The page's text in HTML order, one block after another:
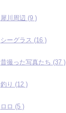
犀川周辺 (9 )
シーグラス (16 )
昔撮った写真たち (37 )
釣り (12 )
ロロ (5 )